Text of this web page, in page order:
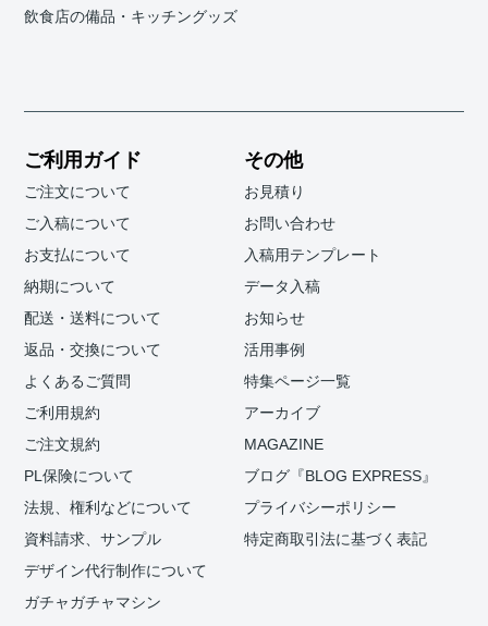
飲食店の備品・キッチングッズ
ご利用ガイド
ご注文について
ご入稿について
お支払について
納期について
配送・送料について
返品・交換について
よくあるご質問
ご利用規約
ご注文規約
PL保険について
法規、権利などについて
資料請求、サンプル
デザイン代行制作について
ガチャガチャマシン
その他
お見積り
お問い合わせ
入稿用テンプレート
データ入稿
お知らせ
活用事例
特集ページ一覧
アーカイブ
MAGAZINE
ブログ『BLOG EXPRESS』
プライバシーポリシー
特定商取引法に基づく表記